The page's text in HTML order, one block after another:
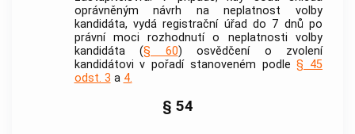
oprávněným návrh na neplatnost volby
kandidáta, vydá registrační úřad do 7 dnů po
právní moci rozhodnutí o neplatnosti volby
kandidáta (§ 60) osvědčení o zvolení
kandidátovi v pořadí stanoveném podle§ 45
odst. 3 a 4.
§ 54